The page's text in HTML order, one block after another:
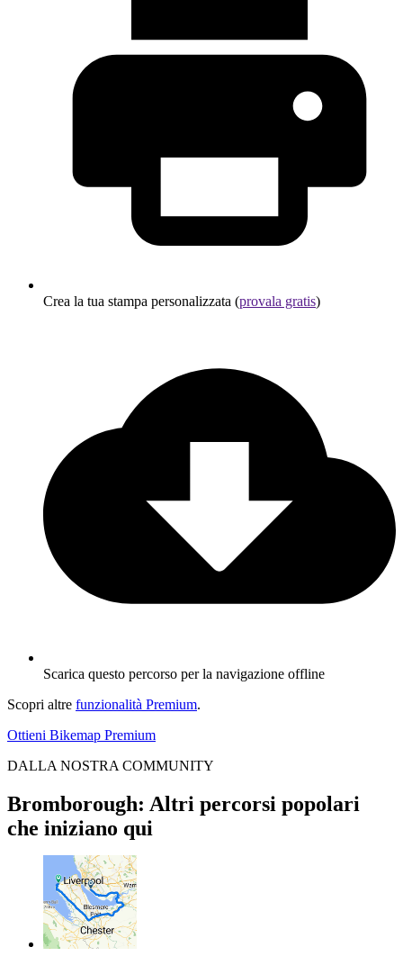
Crea la tua stampa personalizzata (provala gratis)
Scarica questo percorso per la navigazione offline
Scopri altre funzionalità Premium.
Ottieni Bikemap Premium
DALLA NOSTRA COMMUNITY
Bromborough: Altri percorsi popolari
che iniziano qui